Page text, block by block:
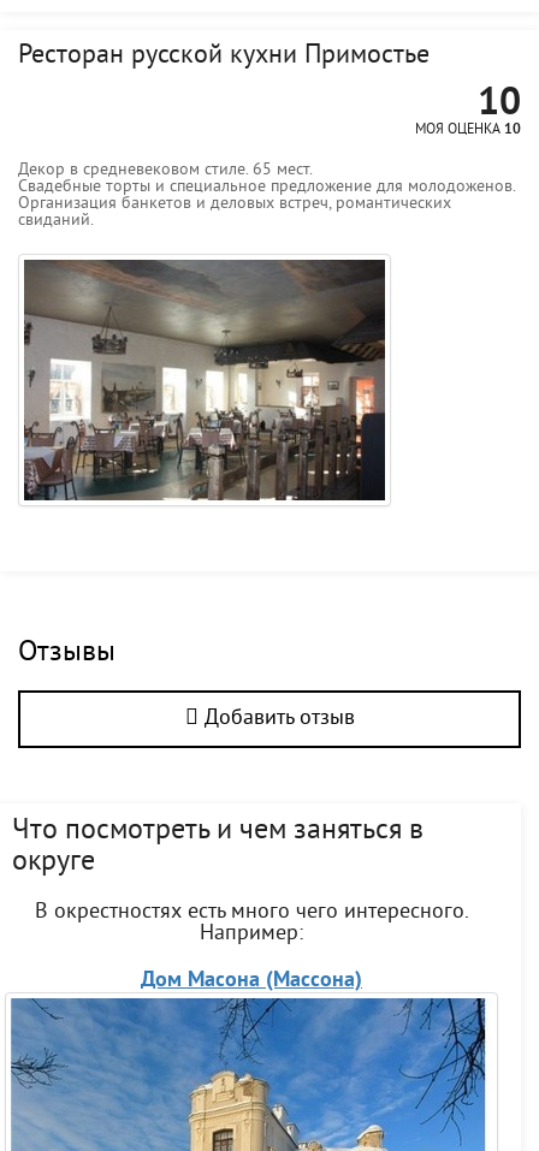
Ресторан русской кухни Примостье
10
МОЯ ОЦЕНКА 10
Декор в средневековом стиле. 65 мест.
Свадебные торты и специальное предложение для молодоженов.
Организация банкетов и деловых встреч, романтических
свиданий.
Отзывы
Добавить отзыв
Что посмотреть и чем заняться в
округе
В окрестностях есть много чего интересного.
Например:
Дом Масона (Массона)